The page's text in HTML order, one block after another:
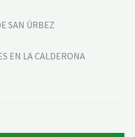
SAN ÚRBEZ
EN LA CALDERONA